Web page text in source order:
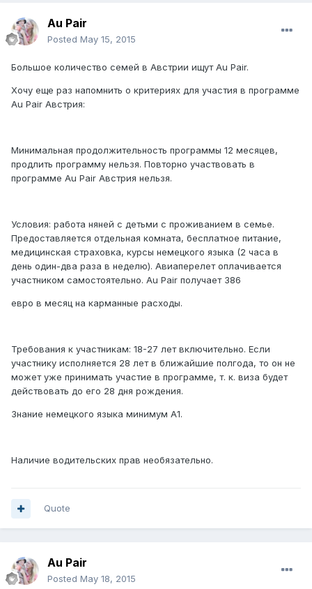
Au Pair
Posted May 15, 2015
Большое количество семей в Австрии ищут Au Pair.
Хочу еще раз напомнить о критериях для участия в программе
Au Pair Австрия:
Минимальная продолжительность программы 12 месяцев,
продлить программу нельзя. Повторно участвовать в
программе Au Pair Австрия нельзя.
Условия: работа няней с детьми с проживанием в семье.
Предоставляется отдельная комната, бесплатное питание,
медицинская страховка, курсы немецкого языка (2 часа в
день один-два раза в неделю). Авиаперелет оплачивается
участником самостоятельно. Au Pair получает 386
евро в месяц на карманные расходы.
Требования к участникам: 18-27 лет включительно. Если
участнику исполняется 28 лет в ближайшие полгода, то он не
может уже принимать участие в программе, т. к. виза будет
действовать до его 28 дня рождения.
Знание немецкого языка минимум A1.
Наличие водительских прав необязательно.
Quote
Au Pair
Posted May 18, 2015